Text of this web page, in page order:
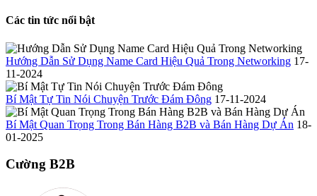
Các tin tức nổi bật
Hướng Dẫn Sử Dụng Name Card Hiệu Quả Trong Networking 17-
11-2024
Bí Mật Tự Tin Nói Chuyện Trước Đám Đông 17-11-2024
Bí Mật Quan Trọng Trong Bán Hàng B2B và Bán Hàng Dự Án 18-
01-2025
Cường B2B